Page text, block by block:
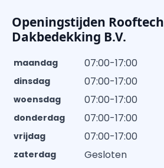
Openingstijden Rooftech
Dakbedekking B.V.
maandag 07:00-17:00
dinsdag 07:00-17:00
woensdag 07:00-17:00
donderdag 07:00-17:00
vrijdag 07:00-17:00
zaterdag Gesloten